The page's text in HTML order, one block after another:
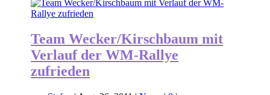
Team Wecker/Kirschbaum mit
Verlauf der WM-Rallye
zufrieden